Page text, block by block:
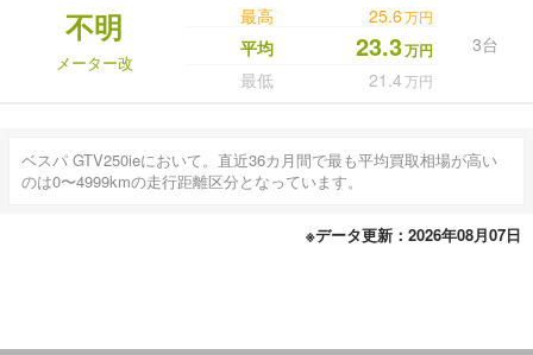
不明
メーター改
最高 25.6万円
3台
平均 23.3万円
最低 21.4万円
ベスパ GTV250ieにおいて。直近36カ月間で最も平均買取相場が高い
のは0〜4999kmの走行距離区分となっています。
※データ更新：2026年08月07日